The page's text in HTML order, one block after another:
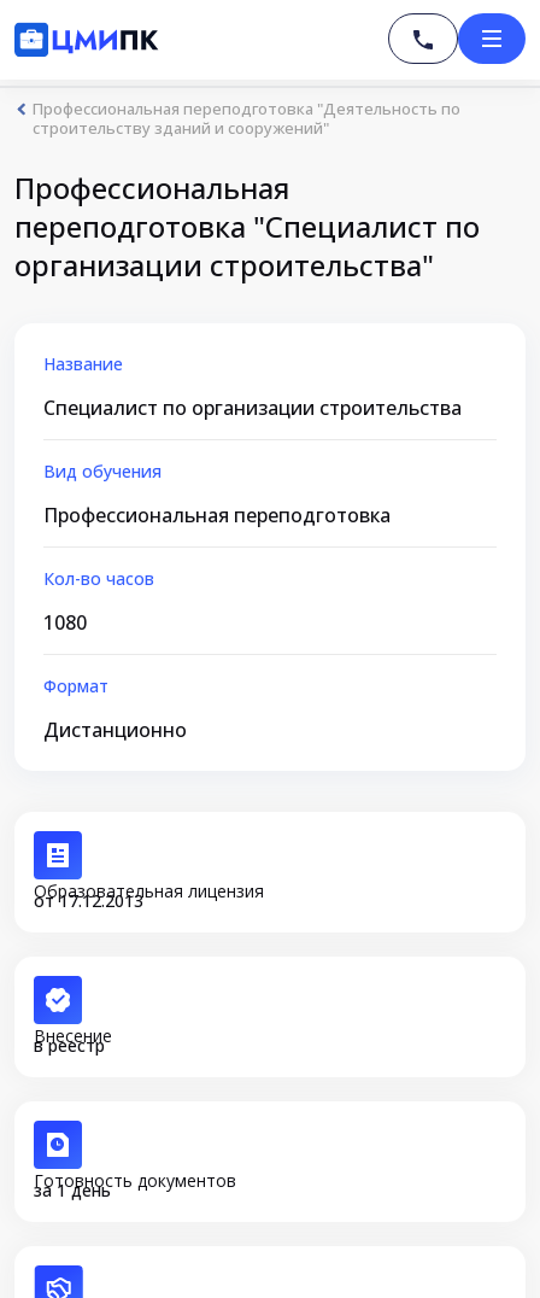
Профессиональная переподготовка "Деятельность по
строительству зданий и сооружений"
Профессиональная
переподготовка "Специалист по
организации строительства"
Название
Специалист по организации строительства
Вид обучения
Профессиональная переподготовка
Кол-во часов
1080
Формат
Дистанционно
Образовательная лицензия
от 17.12.2013
Внесение
в реестр
Готовность документов
за 1 день